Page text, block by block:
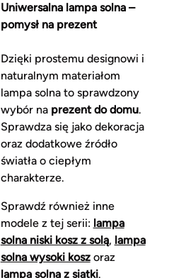
Uniwersalna lampa solna –
pomysł na prezent
Dzięki prostemu designowi i
naturalnym materiałom
lampa solna to sprawdzony
wybór na prezent do domu.
Sprawdza się jako dekoracja
oraz dodatkowe źródło
światła o ciepłym
charakterze.
Sprawdź również inne
modele z tej serii: lampa
solna niski kosz z solą, lampa
solna wysoki koszoraz
lampa solna z siatki.